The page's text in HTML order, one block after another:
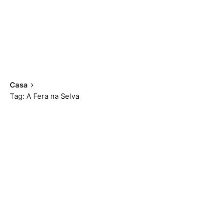
Casa
Tag: A Fera na Selva